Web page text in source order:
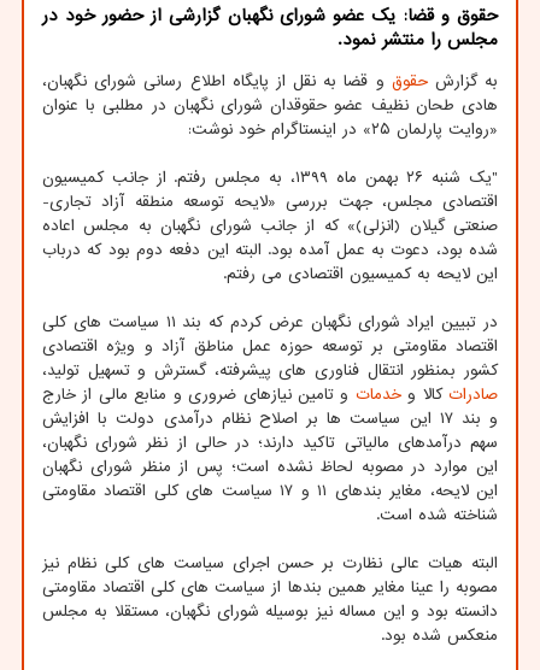
حقوق و قضا: یک عضو شورای نگهبان گزارشی از حضور خود در
مجلس را منتشر نمود.
به گزارشحقوق و قضا به نقل از پایگاه اطلاع رسانی شورای نگهبان،
هادی طحان نظیف عضو حقوقدان شورای نگهبان در مطلبی با عنوان
«روایت پارلمان ۲۵» در اینستاگرام خود نوشت:
"یک شنبه ۲۶ بهمن ماه ۱۳۹۹، به مجلس رفتم. از جانب کمیسیون
اقتصادی مجلس، جهت بررسی «لایحه توسعه منطقه آزاد تجاری-
صنعتی گیلان (انزلی)» که از جانب شورای نگهبان به مجلس اعاده
شده بود، دعوت به عمل آمده بود. البته این دفعه دوم بود که درباب
این لایحه به کمیسیون اقتصادی می رفتم.
در تبیین ایراد شورای نگهبان عرض کردم که بند ۱۱ سیاست های کلی
اقتصاد مقاومتی بر توسعه حوزه عمل مناطق آزاد و ویژه اقتصادی
کشور بمنظور انتقال فناوری های پیشرفته، گسترش و تسهیل تولید،
صادرات کالا وخدمات و تامین نیازهای ضروری و منابع مالی از خارج
و بند ۱۷ این سیاست ها بر اصلاح نظام درآمدی دولت با افزایش
سهم درآمدهای مالیاتی تاکید دارند؛ در حالی از نظر شورای نگهبان،
این موارد در مصوبه لحاظ نشده است؛ پس از منظر شورای نگهبان
این لایحه، مغایر بندهای ۱۱ و ۱۷ سیاست های کلی اقتصاد مقاومتی
شناخته شده است.
البته هیات عالی نظارت بر حسن اجرای سیاست های کلی نظام نیز
مصوبه را عینا مغایر همین بندها از سیاست های کلی اقتصاد مقاومتی
دانسته بود و این مساله نیز بوسیله شورای نگهبان، مستقلا به مجلس
منعکس شده بود.